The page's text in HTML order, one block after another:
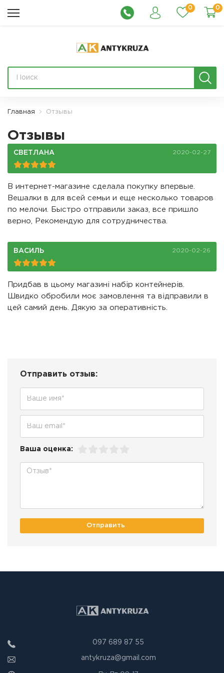
0 0
Главная Отзывы
Отзывы
СВЕТЛАНА 2020-02-27
В интернет-магазине сделала покупку впервые.
Вешалки в для всей семьи и еще несколько товаров
по мелочи. Быстро отправили заказ, все пришло
верно, Рекомендую для сотрудничества.
ВАСИЛЬ 2020-02-26
Придбав в цьому магазині набір контейнерів.
Швидко обробили моє замовлення та відправили в
цей самий день. Дякую за оперативність.
Отправить отзыв:
Ваша оценка:
Отправить
097 689 87 55
antykruza@gmail.com